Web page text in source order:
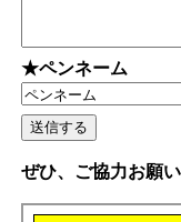
★ペンネーム
ぜひ、ご協力お願